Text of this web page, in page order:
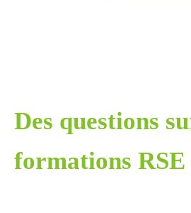
Des questions
formations RSE